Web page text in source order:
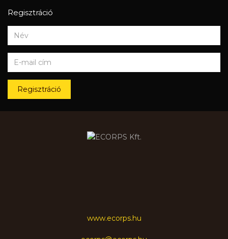
Regisztráció
Regisztráció
www.ecorps.hu